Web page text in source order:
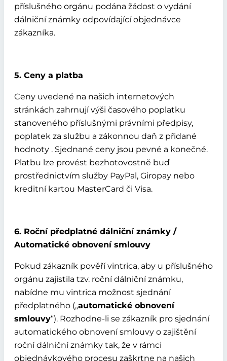
příslušného orgánu podána žádost o vydání
dálniční známky odpovídající objednávce
zákazníka.
5. Ceny a platba
Ceny uvedené na našich internetových
stránkách zahrnují výši časového poplatku
stanoveného příslušnými právními předpisy,
poplatek za službu a zákonnou daň z přidané
hodnoty . Sjednané ceny jsou pevné a konečné.
Platbu lze provést bezhotovostně buď
prostřednictvím služby PayPal, Giropay nebo
kreditní kartou MasterCard či Visa.
6. Roční předplatné dálniční známky /
Automatické obnovení smlouvy
Pokud zákazník pověří vintrica, aby u příslušného
orgánu zajistila tzv. roční dálniční známku,
nabídne mu vintrica možnost sjednání
předplatného („automatické obnovení
smlouvy“). Rozhodne-li se zákazník pro sjednání
automatického obnovení smlouvy o zajištění
roční dálniční známky tak, že v rámci
objednávkového procesu zaškrtne na našich